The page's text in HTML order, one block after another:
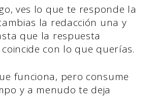
ves lo que te responde la
la redacción una y
que la respuesta
con lo que querías.
funciona, pero consume
y a menudo te deja